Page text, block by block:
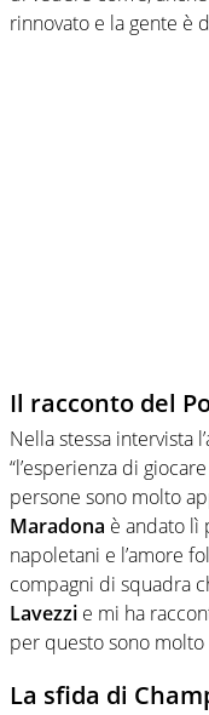
rinnovato e la gente è
Il racconto del
Nella stessa intervista
“l’esperienza di
persone sono molto
Maradona è andato lì
napoletani e l’amore
compagni di squadra
Lavezzi e mi ha
per questo sono molto
La sfida di